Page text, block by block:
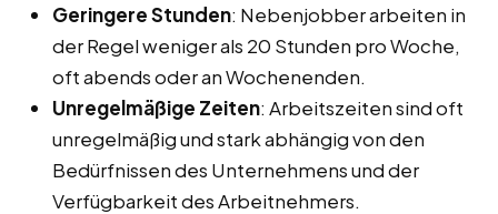
Geringere Stunden: Nebenjobber arbeiten in
der Regel weniger als 20 Stunden pro Woche,
oft abends oder an Wochenenden.
Unregelmäßige Zeiten: Arbeitszeiten sind oft
unregelmäßig und stark abhängig von den
Bedürfnissen des Unternehmens und der
Verfügbarkeit des Arbeitnehmers.